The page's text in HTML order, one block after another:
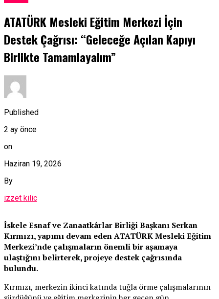
ATATÜRK Mesleki Eğitim Merkezi İçin
Destek Çağrısı: “Geleceğe Açılan Kapıyı
Birlikte Tamamlayalım”
Published
2 ay önce
on
Haziran 19, 2026
By
izzet kilic
İskele Esnaf ve Zanaatkârlar Birliği Başkanı Serkan
Kırmızı, yapımı devam eden ATATÜRK Mesleki Eğitim
Merkezi’nde çalışmaların önemli bir aşamaya
ulaştığını belirterek, projeye destek çağrısında
bulundu.
Kırmızı, merkezin ikinci katında tuğla örme çalışmalarının